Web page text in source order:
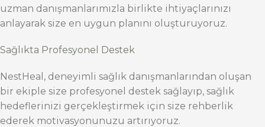
uzman danışmanlarımızla birlikte ihtiyaçlarınızı
anlayarak size en uygun planını oluşturuyoruz.
Sağlıkta Profesyonel Destek
NestHeal, deneyimli sağlık danışmanlarından oluşan
bir ekiple size profesyonel destek sağlayıp, sağlık
hedeflerinizi gerçekleştirmek için size rehberlik
ederek motivasyonunuzu artırıyoruz.